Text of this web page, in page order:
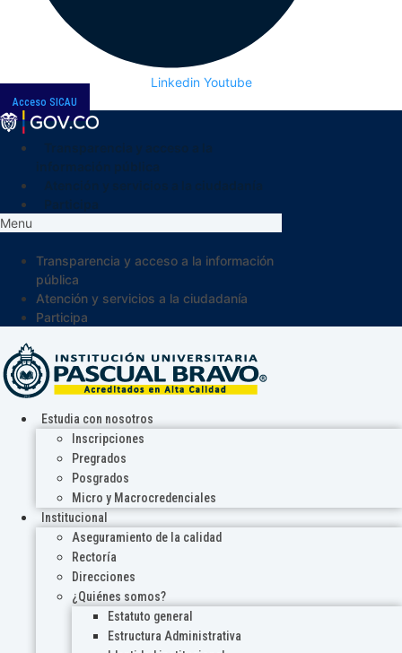
Linkedin Youtube
Acceso SICAU
Menu
Transparencia y acceso a la información
pública
Atención y servicios a la ciudadanía
Participa
Estudia con nosotros
Inscripciones
Pregrados
Posgrados
Micro y Macrocredenciales
Institucional
Aseguramiento de la calidad
Rectoría
Direcciones
¿Quiénes somos?
Estatuto general
Estructura Administrativa